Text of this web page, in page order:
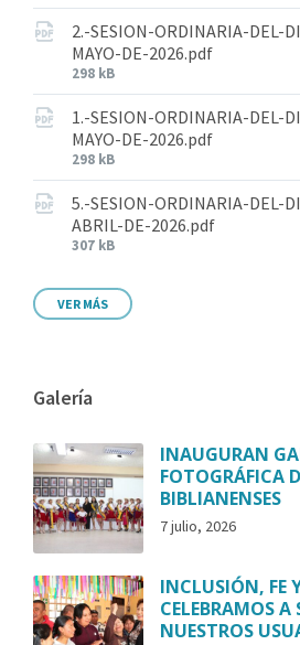
2.-SESION-ORDINARIA-DEL-
MAYO-DE-2026.pdf
298 kB
1.-SESION-ORDINARIA-DEL-
MAYO-DE-2026.pdf
298 kB
5.-SESION-ORDINARIA-DEL-
ABRIL-DE-2026.pdf
307 kB
VER MÁS
Galería
INAUGURAN
FOTOGRÁFICA
BIBLIANENSES
7 julio, 2026
INCLUSIÓN, FE
CELEBRAMOS A
NUESTROS